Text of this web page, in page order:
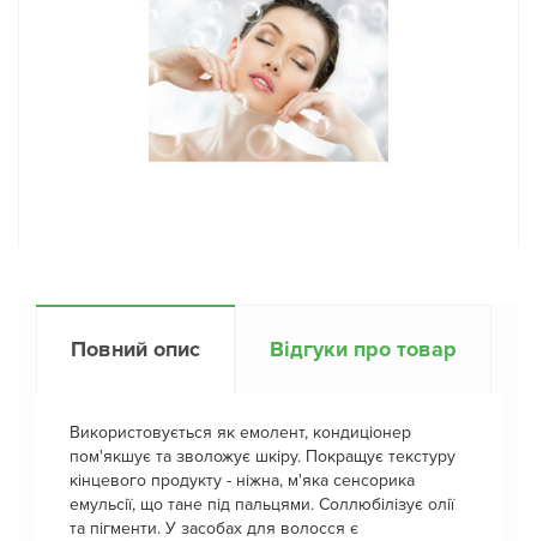
Повний опис Відгуки про товар
Використовується як емолент, кондиціонер
пом'якшує та зволожує шкіру. Покращує текстуру
кінцевого продукту - ніжна, м'яка сенсорика
емульсії, що тане під пальцями. Соллюбілізує олії
та пігменти. У засобах для волосся є